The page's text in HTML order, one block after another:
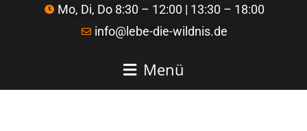
Mo, Di, Do 8:30 – 12:00 | 13:30 – 18:00
info@lebe-die-wildnis.de
Menü